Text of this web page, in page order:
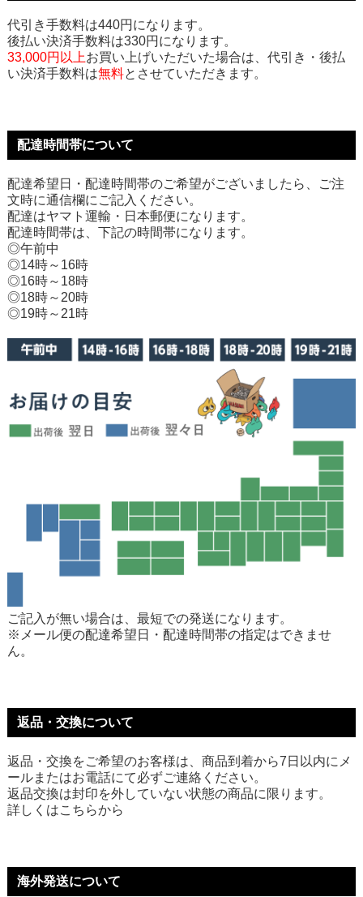
代引き手数料は440円になります。
後払い決済手数料は330円になります。
33,000円以上お買い上げいただいた場合は、代引き・後払
い決済手数料は無料とさせていただきます。
配達時間帯について
配達希望日・配達時間帯のご希望がございましたら、ご注
文時に通信欄にご記入ください。
配達はヤマト運輸・日本郵便になります。
配達時間帯は、下記の時間帯になります。
◎午前中
◎14時～16時
◎16時～18時
◎18時～20時
◎19時～21時
ご記入が無い場合は、最短での発送になります。
※メール便の配達希望日・配達時間帯の指定はできませ
ん。
返品・交換について
返品・交換をご希望のお客様は、商品到着から7日以内にメ
ールまたはお電話にて必ずご連絡ください。
返品交換は封印を外していない状態の商品に限ります。
詳しくはこちらから
海外発送について